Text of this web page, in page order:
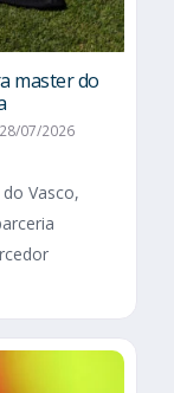
master do
07/2026
Vasco,